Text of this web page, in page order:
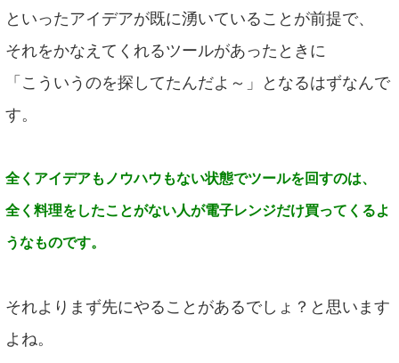
といったアイデアが既に湧いていることが前提で、
それをかなえてくれるツールがあったときに
「こういうのを探してたんだよ～」となるはずなんで
す。
全くアイデアもノウハウもない状態でツールを回すのは、
全く料理をしたことがない人が電子レンジだけ買ってくるよ
うなものです。
それよりまず先にやることがあるでしょ？と思います
よね。